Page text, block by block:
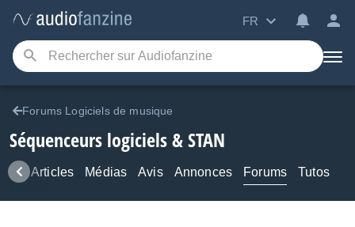
FR
Forums Logiciels de musique
Séquenceurs logiciels & STAN
Articles Médias Avis Annonces Forums Tutos